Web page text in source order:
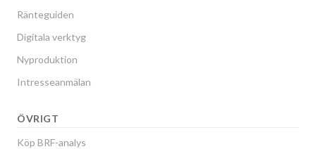
Ränteguiden
Digitala verktyg
Nyproduktion
Intresseanmälan
ÖVRIGT
Köp BRF-analys